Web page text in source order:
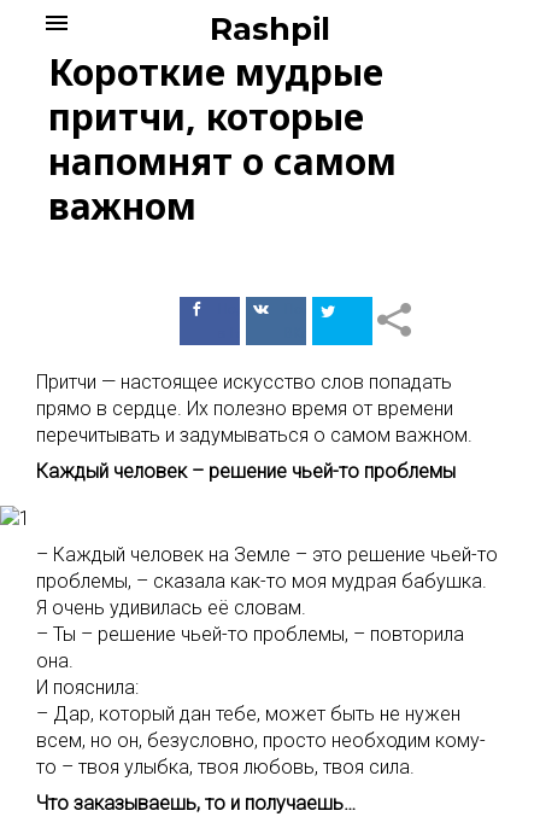
content
Rashpil
menu
Короткие мудрые
притчи, которые
напомнят о самом
важном
ПоделитьсяПоделиться
Притчи — настоящее искусство слов попадать
прямо в сердце. Их полезно время от времени
перечитывать и задумываться о самом важном.
Каждый человек – решение чьей-то проблемы
– Каждый человек на Земле – это решение чьей-то
проблемы, – сказала как-то моя мудрая бабушка.
Я очень удивилась её словам.
– Ты – решение чьей-то проблемы, – повторила
она.
И пояснила:
– Дар, который дан тебе, может быть не нужен
всем, но он, безусловно, просто необходим кому-
то – твоя улыбка, твоя любовь, твоя сила.
Что заказываешь, то и получаешь…